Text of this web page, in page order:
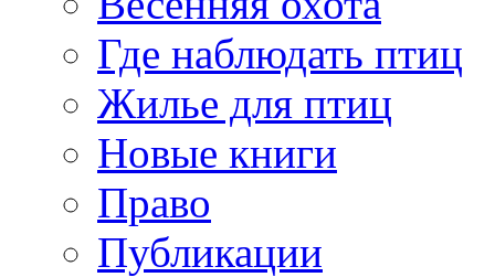
Где наблюдать птиц
Жилье для птиц
Новые книги
Право
Публикации